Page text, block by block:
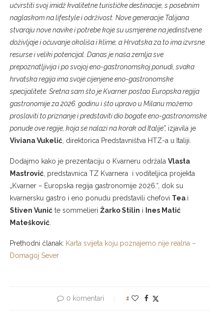
učvrstiti svoj imidž kvalitetne turističke destinacije, s posebnim
naglaskom na lifestyle i održivost. Nove generacije Talijana
stvaraju nove navike i potrebe koje su usmjerene na jedinstvene
doživljaje i očuvanje okoliša i klime, a Hrvatska za to ima izvrsne
resurse i veliki potencijal. Danas je naša zemlja sve
prepoznatljivija i po svojoj eno-gastronomskoj ponudi, svaka
hrvatska regija ima svoje cijenjene eno-gastronomske
specijalitete. Sretna sam što je Kvarner postao Europska regija
gastronomije za 2026. godinu i što upravo u Milanu možemo
proslaviti to priznanje i predstaviti dio bogate eno-gastronomske
ponude ove regije, koja se nalazi na korak od Italije”, izjavila je
Viviana Vukelić , direktorica Predstavništva HTZ-a u Italiji.
Dodajmo kako je prezentaciju o Kvarneru održala Vlasta
Mastrović , predstavnica TZ Kvarnera i voditeljica projekta
„Kvarner – Europska regija gastronomije 2026.“, dok su
kvarnersku gastro i eno ponudu predstavili chefovi Tea i
Stiven Vunić te sommelieri Žarko Stilin i
Ines Matić
Matešković
Prethodni članak: Karta svijeta koju poznajemo nije realna –
Domagoj Sever
0 komentari 1